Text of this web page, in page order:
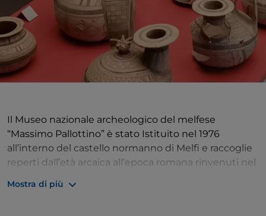
Il Museo nazionale archeologico del melfese
“Massimo Pallottino” è stato Istituito nel 1976
all’interno del castello normanno di Melfi e raccoglie
reperti dall’età arcaica all’epoca romana rinvenuti nel
in questo territorio si succedettero civiltà fin dall’età
Mostra di più